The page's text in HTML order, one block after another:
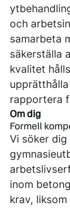
och
samarbeta
säkerställa
kvalitet
rapportera
Om dig
Formell
Vi söker dig
inom
krav,